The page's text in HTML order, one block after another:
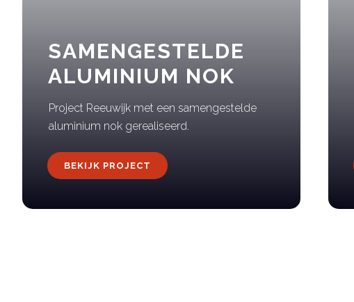
Project Reeuwijk met een samengestelde
aluminium nok gerealiseerd.
SAMENGESTELDE
ALUMINIUM NOK
BEKIJK PROJECT